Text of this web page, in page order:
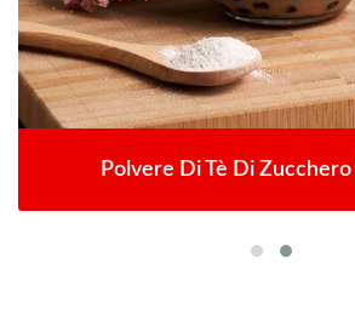
Polvere Di Tè Di Zucchero